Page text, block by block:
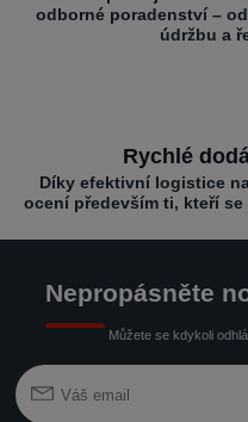
odborné poradenství –
údržbu a
Rychlé
Díky efektivní logistice
ocení především ti, kteří
Nepropásněte
Můžete se kdykoli